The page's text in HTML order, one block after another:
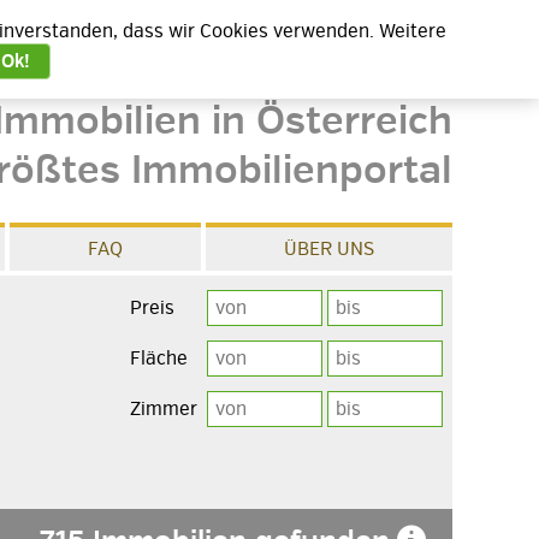
in Österreich
Immobilienportal
FAQ ÜBER UNS
Preis
Fläche
Zimmer
dass wir Cookies verwenden. Weitere
Ok!